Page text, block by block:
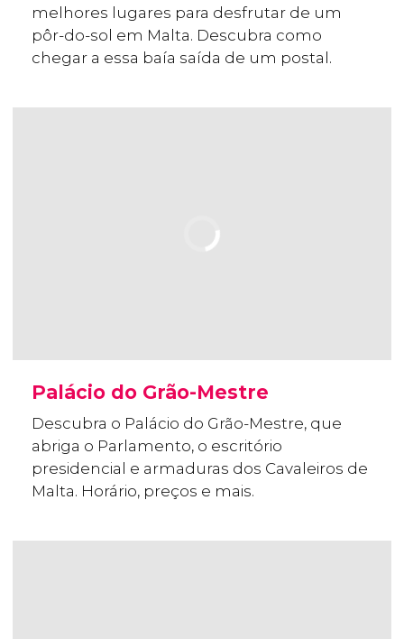
melhores lugares para desfrutar de um
pôr-do-sol em Malta. Descubra como
chegar a essa baía saída de um postal.
Palácio do Grão-Mestre
Descubra o Palácio do Grão-Mestre, que
abriga o Parlamento, o escritório
presidencial e armaduras dos Cavaleiros de
Malta. Horário, preços e mais.